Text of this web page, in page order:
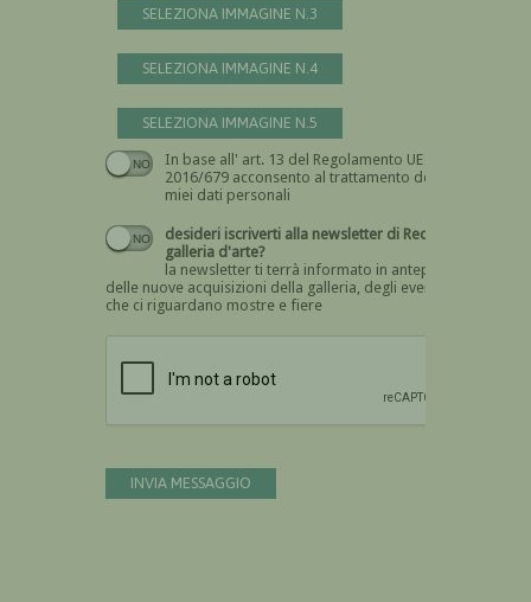
SELEZIONA IMMAGINE N.3
SELEZIONA IMMAGINE N.4
SELEZIONA IMMAGINE N.5
In base all' art. 13 del Regolamento UE n.
2016/679 acconsento al trattamento dei
miei dati personali
Devi dare il consenso
desideri iscriverti alla newsletter di Recta
galleria d'arte?
la newsletter ti terrà informato in anteprima
delle nuove acquisizioni della galleria, degli eventi
che ci riguardano mostre e fiere
INVIA MESSAGGIO